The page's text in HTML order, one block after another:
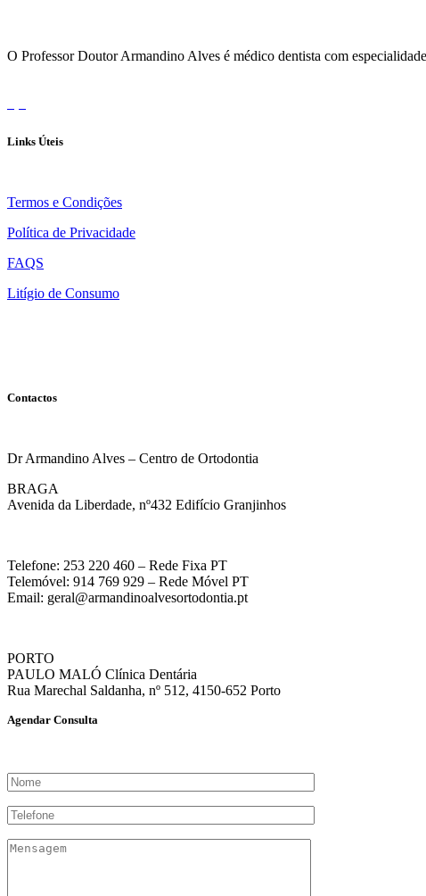
O Professor Doutor Armandino Alves é médico dentista com
Links Úteis
Termos e Condições
Política de Privacidade
FAQS
Litígio de Consumo
Contactos
Dr Armandino Alves – Centro de Ortodontia
BRAGA
Avenida da Liberdade, nº432 Edifício Granjinhos
Telefone: 253 220 460 – Rede Fixa PT
Telemóvel: 914 769 929 – Rede Móvel PT
Email: geral@armandinoalvesortodontia.pt
PORTO
PAULO MALÓ Clínica Dentária
Rua Marechal Saldanha, nº 512, 4150-652 Porto
Agendar Consulta